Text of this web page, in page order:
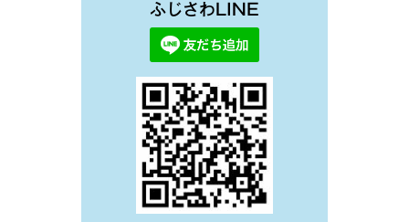
ふじさわLINE